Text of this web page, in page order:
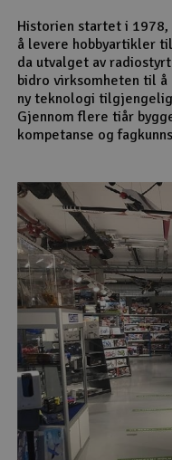
Historien startet i
å levere hobbyartikler
da utvalget av
bidro virksomheten til
ny teknologi
Gjennom flere tiår
kompetanse og